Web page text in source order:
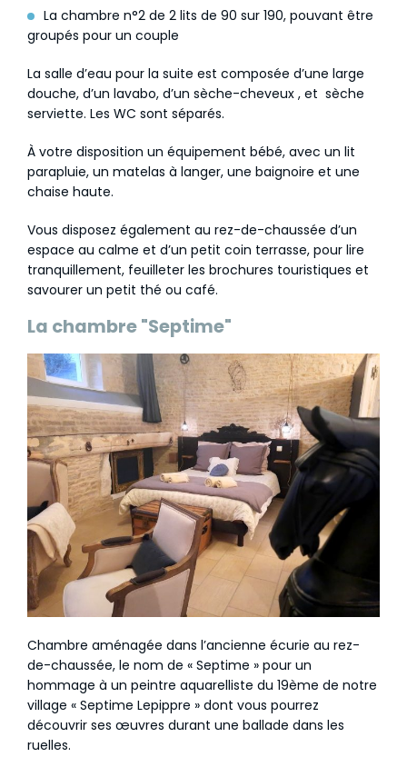
La chambre n°2 de 2 lits de 90 sur 190, pouvant être
groupés pour un couple
La salle d’eau pour la suite est composée d’une large
douche, d’un lavabo, d’un sèche-cheveux , et sèche
serviette. Les WC sont séparés.
À votre disposition un équipement bébé, avec un lit
parapluie, un matelas à langer, une baignoire et une
chaise haute.
Vous disposez également au rez-de-chaussée d’un
espace au calme et d’un petit coin terrasse, pour lire
tranquillement, feuilleter les brochures touristiques et
savourer un petit thé ou café.
La chambre "Septime"
Chambre aménagée dans l’ancienne écurie au rez-
de-chaussée, le nom de « Septime » pour un
hommage à un peintre aquarelliste du 19ème de notre
village « Septime Lepippre » dont vous pourrez
découvrir ses œuvres durant une ballade dans les
ruelles.